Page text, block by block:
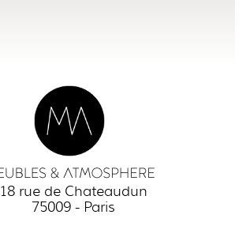
18 rue de Chateaudun
75009 - Paris